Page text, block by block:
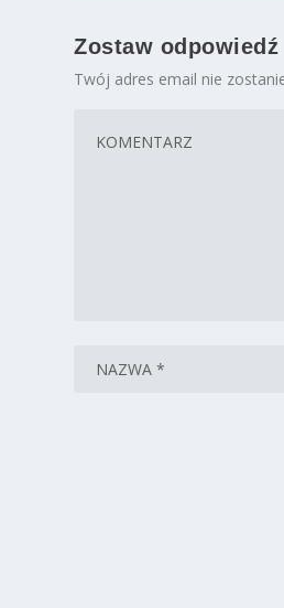
Zostaw odpowiedź
Twój adres email nie